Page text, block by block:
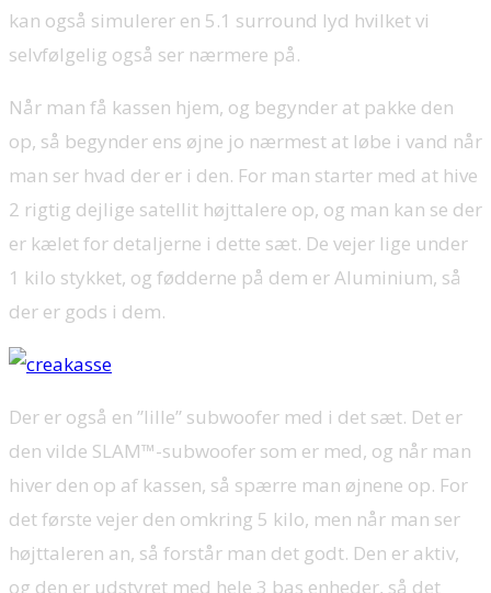
kan også simulerer en 5.1 surround lyd hvilket vi
selvfølgelig også ser nærmere på.
Når man få kassen hjem, og begynder at pakke den
op, så begynder ens øjne jo nærmest at løbe i vand når
man ser hvad der er i den. For man starter med at hive
2 rigtig dejlige satellit højttalere op, og man kan se der
er kælet for detaljerne i dette sæt. De vejer lige under
1 kilo stykket, og fødderne på dem er Aluminium, så
der er gods i dem.
Der er også en ”lille” subwoofer med i det sæt. Det er
den vilde SLAM™-subwoofer som er med, og når man
hiver den op af kassen, så spærre man øjnene op. For
det første vejer den omkring 5 kilo, men når man ser
højttaleren an, så forstår man det godt. Den er aktiv,
og den er udstyret med hele 3 bas enheder, så det